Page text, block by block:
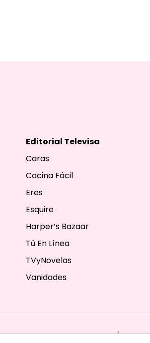
Editorial Televisa
Caras
Cocina Fácil
Eres
Esquire
Harper’s Bazaar
Tú En Línea
TVyNovelas
Vanidades
TELEVISA - LIFESTYLES - BEAUTY / FASHION